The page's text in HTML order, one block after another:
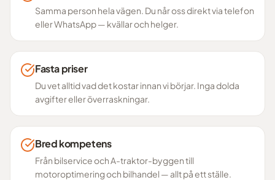
Samma person hela vägen. Du når oss direkt via telefon
eller WhatsApp — kvällar och helger.
Fasta priser
Du vet alltid vad det kostar innan vi börjar. Inga dolda
avgifter eller överraskningar.
Bred kompetens
Från bilservice och A-traktor-byggen till
motoroptimering och bilhandel — allt på ett ställe.